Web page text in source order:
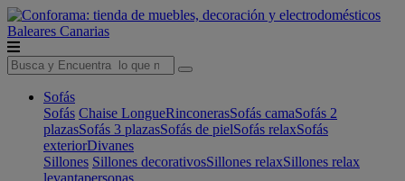
Baleares Canarias
Sofás
Sofás Chaise LongueRinconerasSofás camaSofás 2
plazasSofás 3 plazasSofás de pielSofás relaxSofás
exteriorDivanes
Sillones Sillones decorativosSillones relaxSillones relax
levantapersonas